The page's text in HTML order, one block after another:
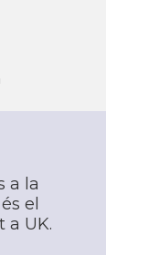
a la
el
a UK.